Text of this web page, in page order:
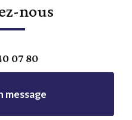
nous
07 80
message